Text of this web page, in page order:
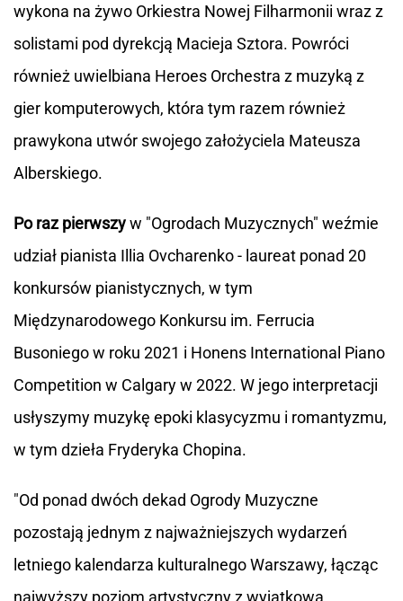
wykona na żywo Orkiestra Nowej Filharmonii wraz z
solistami pod dyrekcją Macieja Sztora. Powróci
również uwielbiana Heroes Orchestra z muzyką z
gier komputerowych, która tym razem również
prawykona utwór swojego założyciela Mateusza
Alberskiego.
Po raz pierwszyw "Ogrodach Muzycznych" weźmie
udział pianista Illia Ovcharenko - laureat ponad 20
konkursów pianistycznych, w tym
Międzynarodowego Konkursu im. Ferrucia
Busoniego w roku 2021 i Honens International Piano
Competition w Calgary w 2022. W jego interpretacji
usłyszymy muzykę epoki klasycyzmu i romantyzmu,
w tym dzieła Fryderyka Chopina.
"Od ponad dwóch dekad Ogrody Muzyczne
pozostają jednym z najważniejszych wydarzeń
letniego kalendarza kulturalnego Warszawy, łącząc
najwyższy poziom artystyczny z wyjątkową